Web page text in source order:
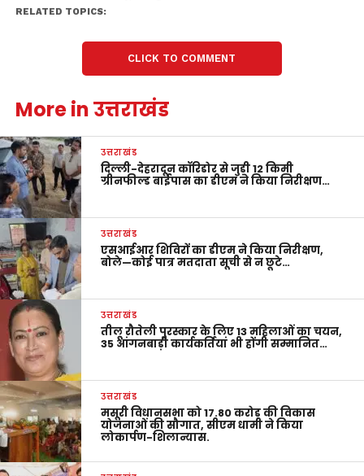
RELATED TOPICS:
CLICK TO COMMENT
More in उत्तराखंड
उत्तराखंड
दिल्ली-देहरादून कॉरिडोर से जुड़ी 12 किमी
ग्रीनफील्ड बाईपास का डीएम ने किया निरीक्षण…
उत्तराखंड
एसआईआर शिविरों का डीएम ने किया निरीक्षण,
बोले—कोई पात्र मतदाता सूची से न छूटे…
उत्तराखंड
तीलू रौतेली पुरस्कार के लिए 13 महिलाओं का चयन,
35 आंगनबाड़ी कार्यकर्तियां भी होंगी सम्मानित…
उत्तराखंड
मसूरी विधानसभा को 17.80 करोड़ की विकास
योजनाओं की सौगात, सीएम धामी ने किया
लोकार्पण-शिलान्यास.